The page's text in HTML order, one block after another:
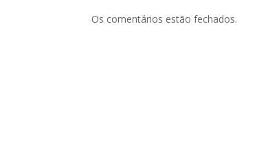
Os comentários estão fechados.